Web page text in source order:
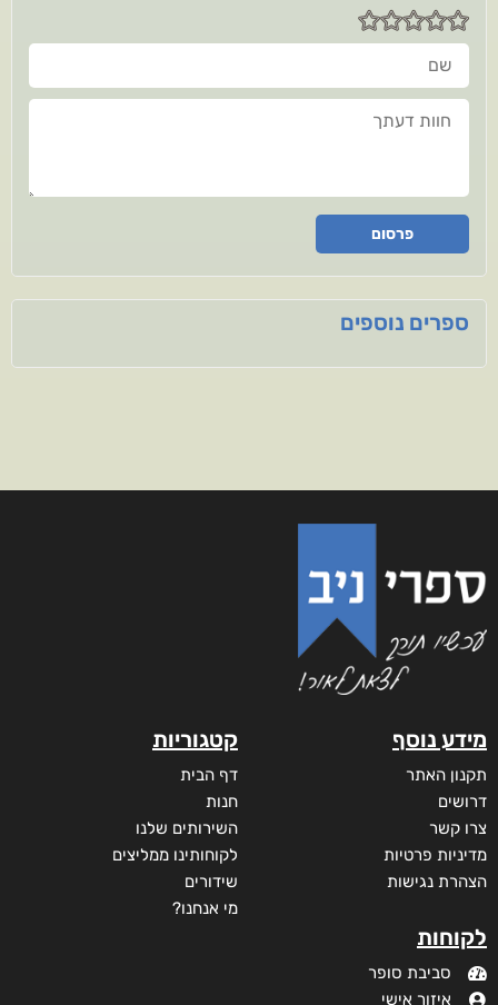
שם
חוות דעתך
פרסום
ספרים נוספים
מידע נוסף
תקנון האתר
דרושים
צרו קשר
מדיניות פרטיות
הצהרת נגישות
לקוחות
סביבת סופר
איזור אישי
קטגוריות
דף הבית
חנות
השירותים שלנו
לקוחותינו ממליצים
שידורים
מי אנחנו?